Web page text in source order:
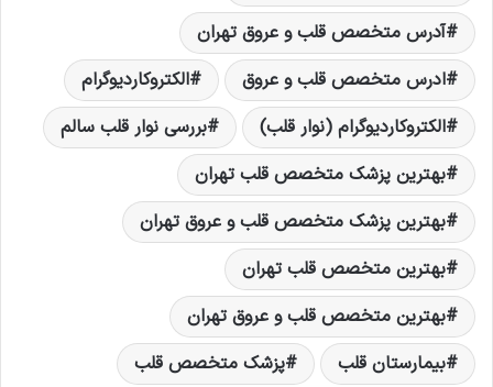
آدرس متخصص قلب و عروق تهران
ادرس متخصص قلب و عروق
الکتروکاردیوگرام
الکتروکاردیوگرام (نوار قلب)
بررسی نوار قلب سالم
بهترین پزشک متخصص قلب تهران
بهترین پزشک متخصص قلب و عروق تهران
بهترین متخصص قلب تهران
بهترین متخصص قلب و عروق تهران
بیمارستان قلب
پزشک متخصص قلب